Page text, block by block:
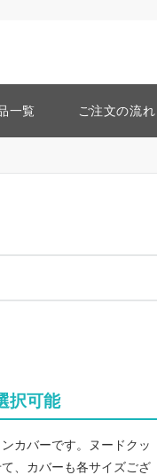
一覧 ご注文の流れ
択可能
カバーです。ヌードクッ
、カバーも各サイズござ